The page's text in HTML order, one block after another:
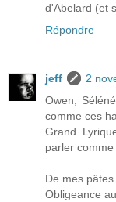
d'Abelard (et
Répondre
jeff
2
Owen,
comme ces
Grand
parler
De mes
Obligeance